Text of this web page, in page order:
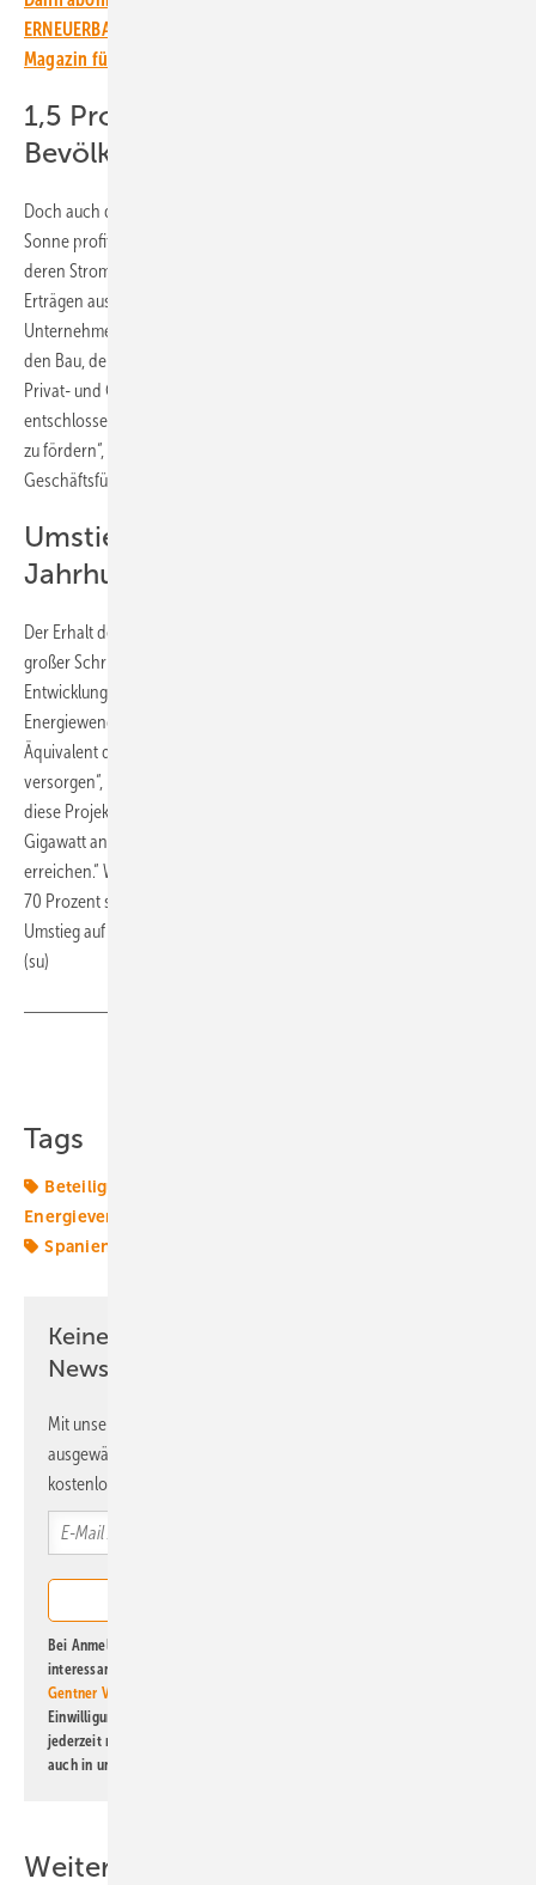
ERNEUERBARE ENERGIEN – dem größten verbandsunabhängigen
Magazin für erneuerbare Energien in Deutschland!
1,5 Prozent Ertrag für die örtliche
Bevölkerung
Doch auch die Bevölkerung soll von der Energieproduktion mit der
Sonne profitieren. So wird Total den Bürger:innen vor Ort Rabatte auf
deren Stromrechnungen gewähren, die insgesamt 1,5 Prozent an den
Erträgen aus der Kraftwerksproduktion umfassen. Zudem schult das
Unternehmen die Bewohner:innen der umliegenden Gemeinden für
den Bau, den Betrieb und die Wartung der Anlagen. „Mit 2 Millionen
Privat- und Geschäftskunden in Spanien ist unser Unternehmen fest
entschlossen, die Entwicklung erneuerbarer Energien in diesem Land
zu fördern“, betont Patrick Pouyanné, Vorsitzender und
Geschäftsführer von Total Energies.
Umstieg auf Ökostrom bis Mitte des
Jahrhunderts
Der Erhalt der positiven Umweltverträglichkeitsprüfung sei daher ein
großer Schritt nach vorn, betont Pouyanné. „Für Spanien wird die
Entwicklung dieser Solarparks einen massiven Beitrag zur
Energiewende des Landes leisten, da sie in der Lage sein werden, das
Äquivalent der Bevölkerung der gesamten Gemeinde Madrid zu
versorgen“, rechnet der Total-Chef vor. „Für Total Energies werden
diese Projekte uns unserem Ziel näher bringen, bis 2030 weltweit 100
Gigawatt an installierter Bruttokapazität aus erneuerbaren Energien zu
erreichen.“ Wenn das tatsächlich gelingt, erzeugt das Unternehmen
70 Prozent seines Stroms mit erneuerbaren Energien. Der komplette
Umstieg auf Ökostromerzeugung ist für das Mitte dieses Jahrhunderts.
(su)
Tags
Beteiligung
Energieversorger
Spanien
Keine Zeit? Kein Problem mit dem ERE
Newsletter!
Mit unserem Newsletter erhalten Sie regelmäßig von uns
ausgewählte Informationen und Neuigkeiten, gebündelt und
kostenlos direkt ins Postfach.
Bei Anmeldung zu diesem Newsletter bin ich damit einverstanden, über
interessante Verlags- und Online-Angebote
Gentner Verlag GmbH & Co. KG
Einwilligung kann ich jederzeit widerrufen und eine Abmeldung ist
jederzeit möglich. Informationen zum Umgang mit Daten finden Sie
auch in unserer
Weitere Inhalte